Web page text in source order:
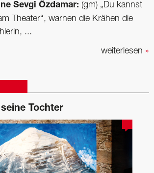
Sevgi Özdamar: (gm) „Du kannst
Theater“, warnen die Krähen die
...
weiterlesen »
Tochter